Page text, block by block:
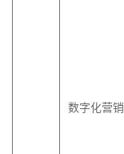
数字化营销